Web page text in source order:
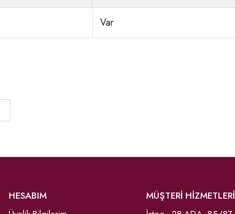
Var
HESABIM
MÜŞTERİ HİZMETLERİ